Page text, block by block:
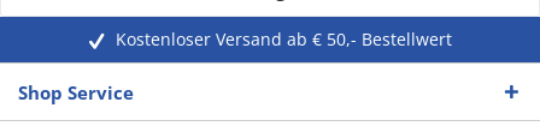
Kostenloser Versand ab € 50,- Bestellwert
Shop Service